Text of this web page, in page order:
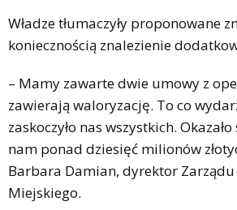
Władze tłumaczyły proponowane
koniecznością znalezienie
– Mamy zawarte dwie umowy z
zawierają waloryzację. To co
zaskoczyło nas wszystkich.
nam ponad dziesięć milionów
Barbara Damian, dyrektor
Miejskiego.